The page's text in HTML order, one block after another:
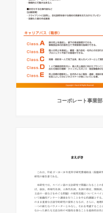
コーポレート事業部